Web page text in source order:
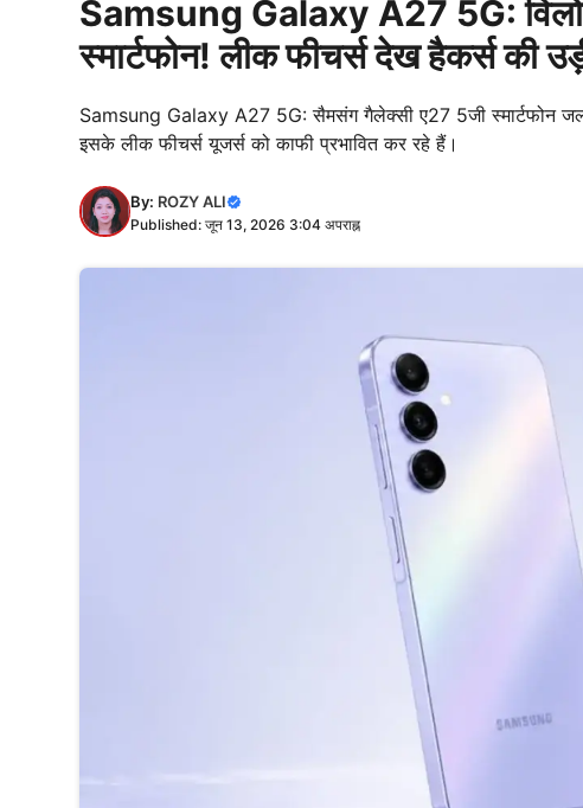
Samsung Galaxy A27 5G:
स्मार्टफोन! लीक फीचर्स देख हैकर्स की
Samsung Galaxy A27 5G: सैमसंग गैलेक्सी ए27 5जी स्मार्टफोन
इसके लीक फीचर्स यूजर्स को काफी प्रभावित कर रहे हैं।
By: ROZY ALI
Published: जून 13, 2026 3:04 अपराह्न